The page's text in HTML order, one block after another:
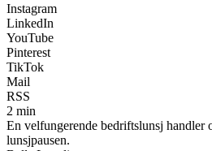
Instagram
LinkedIn
YouTube
Pinterest
TikTok
Mail
RSS
2 min
En velfungerende bedriftslunsj handler
lunsjpausen.